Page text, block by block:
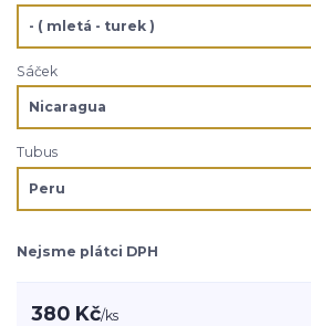
Sáček
Tubus
Nejsme plátci DPH
380 Kč/ks